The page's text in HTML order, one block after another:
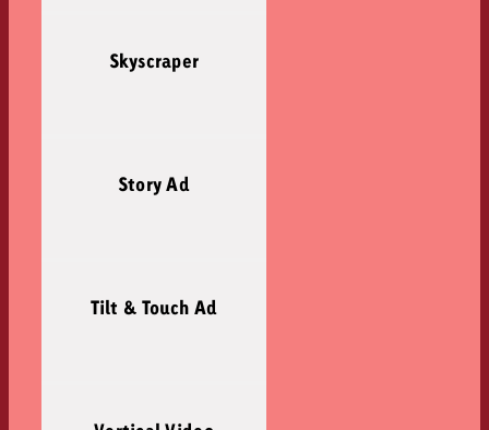
Skyscraper
Story Ad
Tilt & Touch Ad